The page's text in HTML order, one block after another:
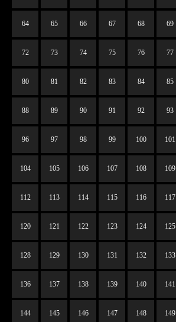
64 65 66 67 68 69
72 73 74 75 76 77
80 81 82 83 84 85
88 89 90 91 92 93
96 97 98 99 100 101
104 105 106 107 108 109
112 113 114 115 116 117
120 121 122 123 124 125
128 129 130 131 132 133
136 137 138 139 140 141
144 145 146 147 148 149